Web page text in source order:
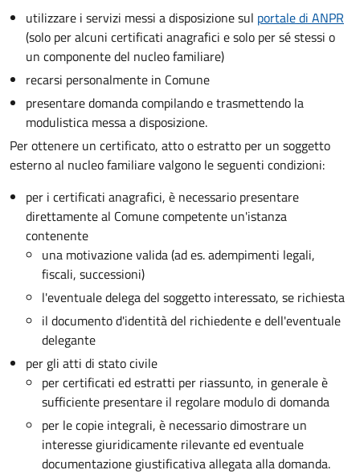
utilizzare i servizi messi a disposizione sul portale di ANPR
(solo per alcuni certificati anagrafici e solo per sé stessi o
un componente del nucleo familiare)
recarsi personalmente in Comune
presentare domanda compilando e trasmettendo la
modulistica messa a disposizione.
Per ottenere un certificato, atto o estratto per un soggetto
esterno al nucleo familiare valgono le seguenti condizioni:
per i certificati anagrafici, è necessario presentare
direttamente al Comune competente un'istanza
contenente
una motivazione valida (ad es. adempimenti legali,
fiscali, successioni)
l'eventuale delega del soggetto interessato, se richiesta
il documento d'identità del richiedente e dell'eventuale
delegante
per gli atti di stato civile
per certificati ed estratti per riassunto, in generale è
sufficiente presentare il regolare modulo di domanda
per le copie integrali, è necessario dimostrare un
interesse giuridicamente rilevante ed eventuale
documentazione giustificativa allegata alla domanda.